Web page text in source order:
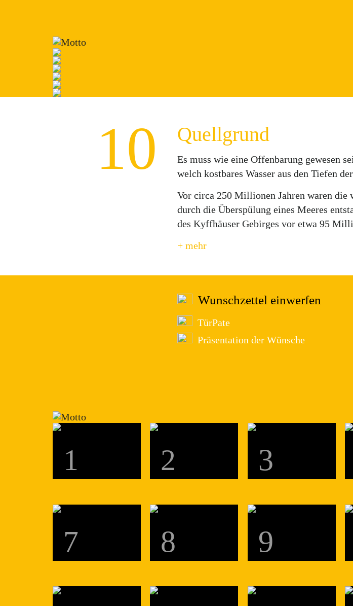
10 Quellgrund
Es muss wie eine Offenbarung gewesen
welch kostbares Wasser aus den Tiefen
Vor circa 250 Millionen Jahren waren
durch die Überspülung eines Meeres
des Kyffhäuser Gebirges vor etwa 95
+ mehr
Wunschzettel einwerfen
TürPate
Präsentation der Wünsche
1 2 3
7 8 9